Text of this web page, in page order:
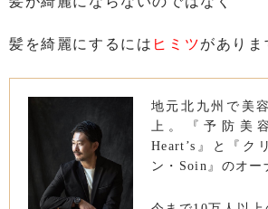
髪を綺麗にするには ヒミツがありま
地元北九州で美
上。『予防美
Heart’s』と『ク
ン・Soin』のオー